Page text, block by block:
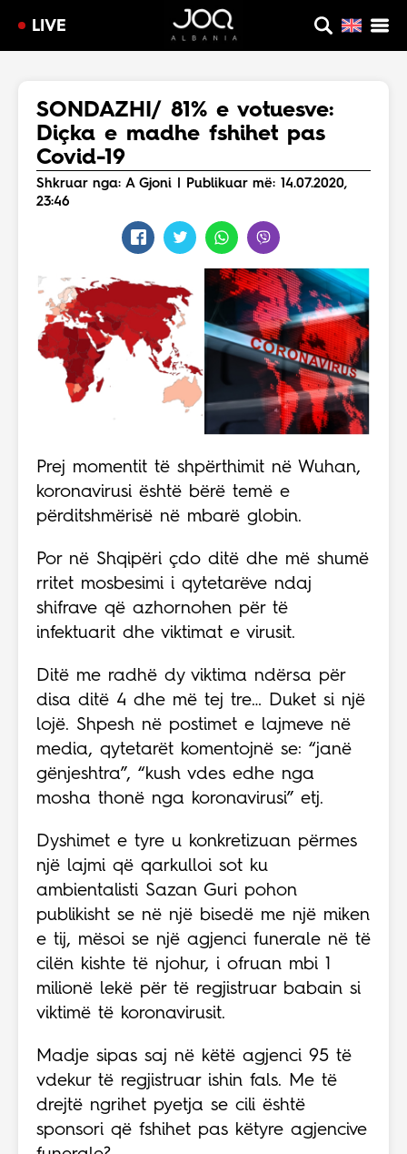
LIVE
SONDAZHI/ 81% e votuesve:
Diçka e madhe fshihet pas
Covid-19
Shkruar nga: A Gjoni | Publikuar më: 14.07.2020,
23:46
Prej momentit të shpërthimit në Wuhan,
koronavirusi është bërë temë e
përditshmërisë në mbarë globin.
Por në Shqipëri çdo ditë dhe më shumë
rritet mosbesimi i qytetarëve ndaj
shifrave që azhornohen për të
infektuarit dhe viktimat e virusit.
Ditë me radhë dy viktima ndërsa për
disa ditë 4 dhe më tej tre… Duket si një
lojë. Shpesh në postimet e lajmeve në
media, qytetarët komentojnë se: “janë
gënjeshtra”, “kush vdes edhe nga
mosha thonë nga koronavirusi” etj.
Dyshimet e tyre u konkretizuan përmes
një lajmi që qarkulloi sot ku
ambientalisti Sazan Guri pohon
publikisht se në një bisedë me një miken
e tij, mësoi se një agjenci funerale në të
cilën kishte të njohur, i ofruan mbi 1
milionë lekë për të regjistruar babain si
viktimë të koronavirusit.
Madje sipas saj në këtë agjenci 95 të
vdekur të regjistruar ishin fals. Me të
drejtë ngrihet pyetja se cili është
sponsori që fshihet pas këtyre agjencive